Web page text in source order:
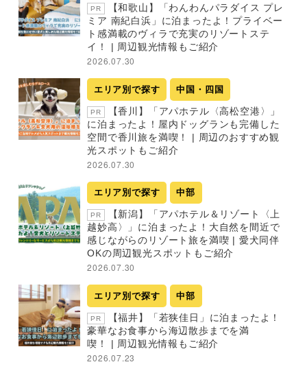
PR
【和歌山】「わんわんパラダイス プレ
ミア 南紀白浜」に泊まったよ！プライベー
ト感満載のヴィラで充実のリゾートステ
イ！ | 周辺観光情報もご紹介
2026.07.30
エリア別で探す 中国・四国
PR
【香川】「アパホテル〈高松空港〉」
に泊まったよ！屋内ドッグランも完備した
空間で香川旅を満喫！ | 周辺のおすすめ観
光スポットもご紹介
2026.07.30
エリア別で探す 中部
PR
【新潟】「アパホテル＆リゾート〈上
越妙高〉」に泊まったよ！大自然を間近で
感じながらのリゾート旅を満喫 | 愛犬同伴
OKの周辺観光スポットもご紹介
2026.07.30
エリア別で探す 中部
PR
【福井】「若狭佳日」に泊まったよ！
豪華なお食事から海辺散歩までを満
喫！ | 周辺観光情報もご紹介
2026.07.23